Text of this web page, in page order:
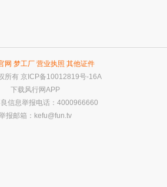
网 梦工厂 营业执照 其他证件
所有 京ICP备10012819号-16A
下载风行网APP
信息举报电话：4000966660
报邮箱： kefu@fun.tv